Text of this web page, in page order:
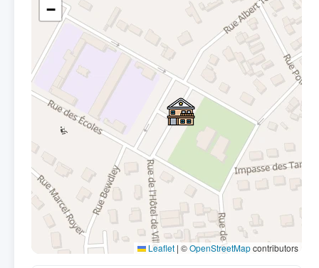
−
Leaflet | ©OpenStreetMapcontributors